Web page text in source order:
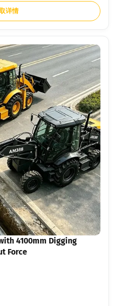
详情
4100mm Digging
Force